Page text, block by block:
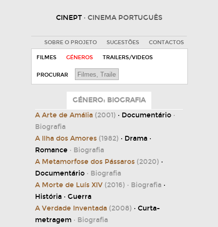
CINEPT · CINEMA PORTUGUÊS
SOBRE O PROJETO SUGESTÕES CONTACTOS
FILMES GÉNEROS TRAILERS/VIDEOS
PROCURAR
GÉNERO: BIOGRAFIA
A Arte de Amália (2001) · Documentário ·
Biografia
A Ilha dos Amores (1982) · Drama ·
Romance · Biografia
A Metamorfose dos Pássaros (2020) ·
Documentário · Biografia
A Morte de Luís XIV (2016) · Biografia ·
História · Guerra
A Verdade Inventada (2008) · Curta-
metragem · Biografia